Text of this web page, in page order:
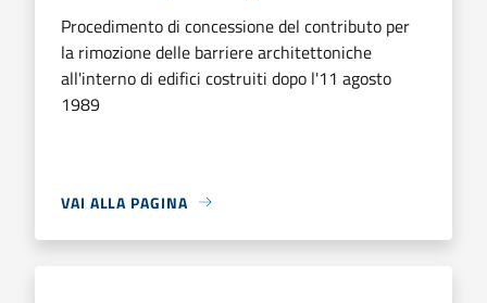
Procedimento di concessione del contributo per
la rimozione delle barriere architettoniche
all'interno di edifici costruiti dopo l'11 agosto
1989
VAI ALLA PAGINA